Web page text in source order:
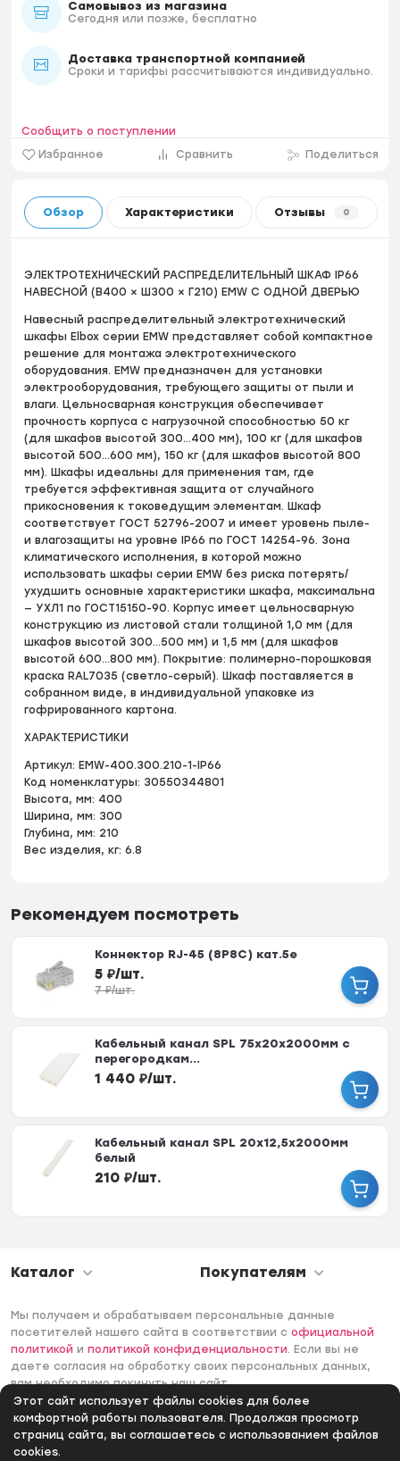
Этот сайт использует файлы cookies для более
комфортной работы пользователя. Продолжая просмотр
страниц сайта, вы соглашаетесь с использованием файлов
cookies.
Самовывоз из магазина
Сегодня или позже, бесплатно
Доставка транспортной компанией
Сроки и тарифы рассчитываются индивидуально.
Избранное Сравнить Поделиться
Сообщить о поступлении
Обзор Характеристики Отзывы 0
ЭЛЕКТРОТЕХНИЧЕСКИЙ РАСПРЕДЕЛИТЕЛЬНЫЙ ШКАФ IP66
НАВЕСНОЙ (В400 × Ш300 × Г210) EMW C ОДНОЙ ДВЕРЬЮ
Навесный распределительный электротехнический
шкафы Elbox серии EMW представляет собой компактное
решение для монтажа электротехнического
оборудования. EMW предназначен для установки
электрооборудования, требующего защиты от пыли и
влаги. Цельносварная конструкция обеспечивает
прочность корпуса с нагрузочной способностью 50 кг
(для шкафов высотой 300…400 мм), 100 кг (для шкафов
высотой 500…600 мм), 150 кг (для шкафов высотой 800
мм). Шкафы идеальны для применения там, где
требуется эффективная защита от случайного
прикосновения к токоведущим элементам. Шкаф
соответствует ГОСТ 52796-2007 и имеет уровень пыле-
и влагозащиты на уровне IP66 по ГОСТ 14254-96. Зона
климатического исполнения, в которой можно
использовать шкафы серии EMW без риска потерять/
ухудшить основные характеристики шкафа, максимальна
— УХЛ1 по ГОСТ15150-90. Корпус имеет цельносварную
конструкцию из листовой стали толщиной 1,0 мм (для
шкафов высотой 300…500 мм) и 1,5 мм (для шкафов
высотой 600…800 мм). Покрытие: полимерно-порошковая
краска RAL7035 (светло-серый). Шкаф поставляется в
собранном виде, в индивидуальной упаковке из
гофрированного картона.
ХАРАКТЕРИСТИКИ
Артикул: EMW-400.300.210-1-IP66
Код номенклатуры: 30550344801
Высота, мм: 400
Ширина, мм: 300
Глубина, мм: 210
Вес изделия, кг: 6.8
Рекомендуем посмотреть
Коннектор RJ-45 (8P8C) кат.5е
5 ₽/шт.
7 ₽/шт.
Кабельный канал SPL 75x20х2000мм с
перегородкам...
1 440 ₽/шт.
Кабельный канал SPL 20х12,5х2000мм
белый
210 ₽/шт.
Каталог Покупателям
Мы получаем и обрабатываем персональные данные
посетителей нашего сайта в соответствии софициальной
политикой иполитикой конфиденциальности. Если вы не
даете согласия на обработку своих персональных данных,
вам необходимо покинуть наш сайт.
© 2006 -2026 Интернет-магазин Лантек. Все права
защищены.